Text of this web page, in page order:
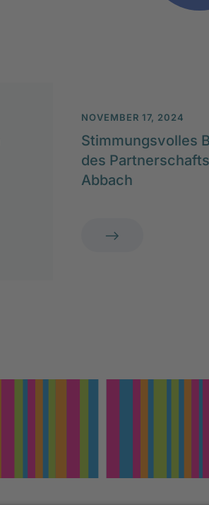
NOVEMBER 17, 2024
Stimmungsvolles
des
Abbach